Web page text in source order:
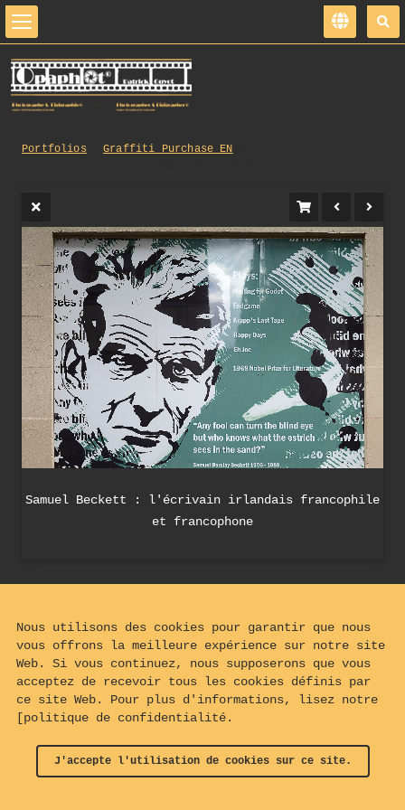
Portfolios
Graffiti_Purchase_EN
Samuel Beckett : l'écrivain irlandais francophile
et francophone
Nous utilisons des cookies pour garantir que nous
vous offrons la meilleure expérience sur notre site
Web. Si vous continuez, nous supposerons que vous
acceptez de recevoir tous les cookies définis par
ce site Web. Pour plus d'informations, lisez notre
[politique de confidentialité.
J'accepte l'utilisation de cookies sur ce site.